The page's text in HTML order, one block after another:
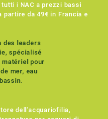
i NAC a prezzi bassi
partire da 49€ in Francia e
dell'acquariofilia,